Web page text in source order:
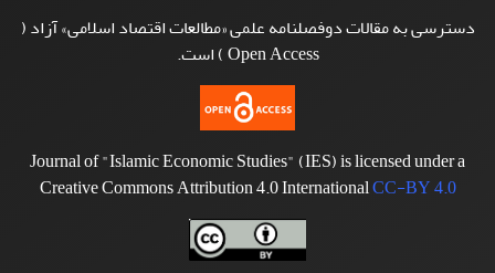
دسترسی به مقالات دوفصلنامه علمی «مطالعات اقتصاد اسلامی» آزاد (
Open Access ) است.
Journal of "Islamic Economic Studies" (IES) is licensed under a
Creative Commons Attribution 4.0 InternationalCC-BY 4.0